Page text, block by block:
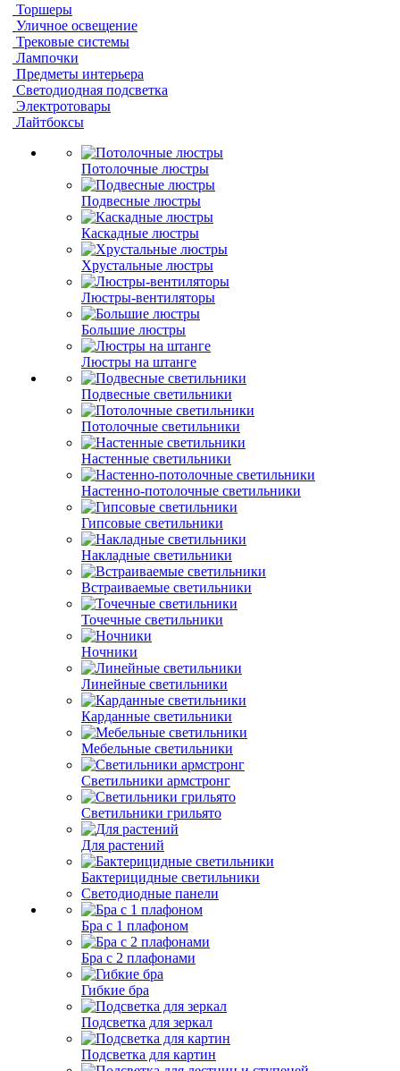
Торшеры
Уличное освещение
Трековые системы
Лампочки
Предметы интерьера
Светодиодная подсветка
Электротовары
Лайтбоксы
Потолочные люстры
Подвесные люстры
Каскадные люстры
Хрустальные люстры
Люстры-вентиляторы
Большие люстры
Люстры на штанге
Подвесные светильники
Потолочные светильники
Настенные светильники
Настенно-потолочные светильники
Гипсовые светильники
Накладные светильники
Встраиваемые светильники
Точечные светильники
Ночники
Линейные светильники
Карданные светильники
Мебельные светильники
Светильники армстронг
Светильники грильято
Для растений
Бактерицидные светильники
Светодиодные панели
Бра с 1 плафоном
Бра с 2 плафонами
Гибкие бра
Подсветка для зеркал
Подсветка для картин